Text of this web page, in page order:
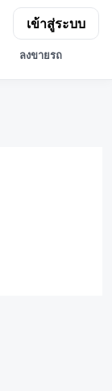
ลงขายรถ
เข้าสู่ระบบ